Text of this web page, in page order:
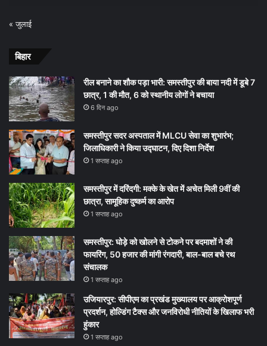
« जुलाई
बिहार
रील बनाने का शौक पड़ा भारी: समस्तीपुर की बाया नदी में डूबे 7
छात्र, 1 की मौत, 6 को स्थानीय लोगों ने बचाया
6 दिन ago
समस्तीपुर सदर अस्पताल में MLCU सेवा का शुभारंभ;
जिलाधिकारी ने किया उद्घाटन, दिए दिशा निर्देश
1 सप्ताह ago
समस्तीपुर में दरिंदगी: मक्के के खेत में अचेत मिली 9वीं की
छात्रा, सामूहिक दुष्कर्म का आरोप
1 सप्ताह ago
समस्तीपुर: घोड़े को खोलने से टोकने पर बदमाशों ने की
फायरिंग, 50 हजार की मांगी रंगदारी, बाल-बाल बचे रथ
संचालक
1 सप्ताह ago
उजियारपुर: सीपीएम का प्रखंड मुख्यालय पर आक्रोशपूर्ण
प्रदर्शन, होल्डिंग टैक्स और जनविरोधी नीतियों के खिलाफ भरी
हुंकार
1 सप्ताह ago